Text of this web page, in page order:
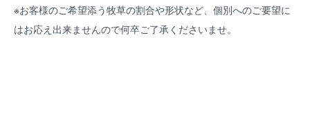
※お客様のご希望添う牧草の割合や形状など、個別へのご要望に
はお応え出来ませんので何卒ご了承くださいませ。